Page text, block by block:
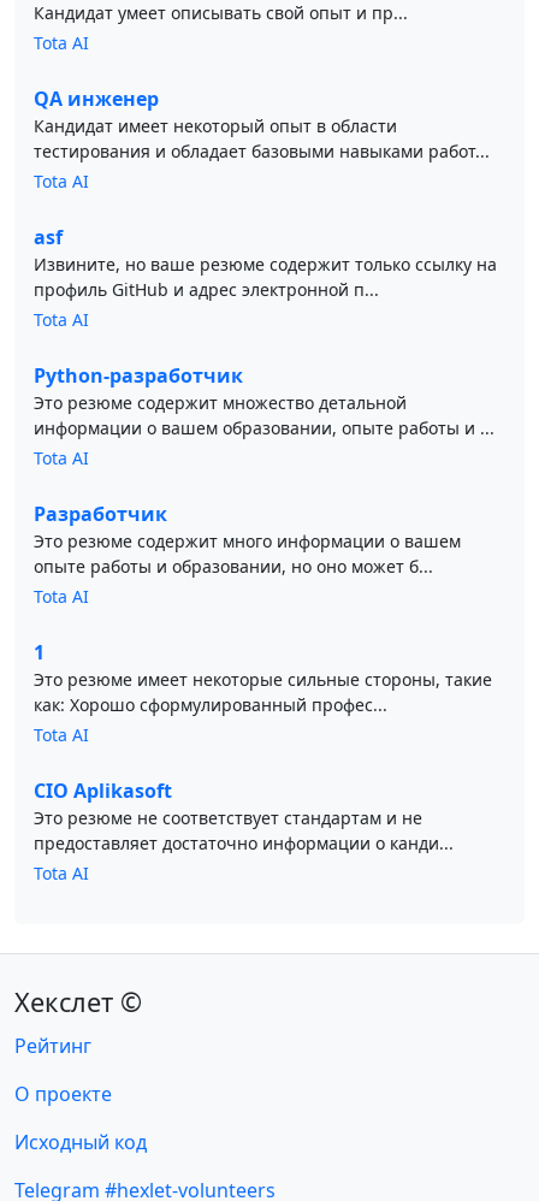
Кандидат умеет описывать свой опыт и пр...
Tota AI
QA инженер
Кандидат имеет некоторый опыт в области
тестирования и обладает базовыми навыками работ...
Tota AI
asf
Извините, но ваше резюме содержит только ссылку на
профиль GitHub и адрес электронной п...
Tota AI
Python-разработчик
Это резюме содержит множество детальной
информации о вашем образовании, опыте работы и ...
Tota AI
Разработчик
Это резюме содержит много информации о вашем
опыте работы и образовании, но оно может б...
Tota AI
1
Это резюме имеет некоторые сильные стороны, такие
как: Хорошо сформулированный профес...
Tota AI
CIO Aplikasoft
Это резюме не соответствует стандартам и не
предоставляет достаточно информации о канди...
Tota AI
Хекслет ©
Рейтинг
О проекте
Исходный код
Telegram #hexlet-volunteers